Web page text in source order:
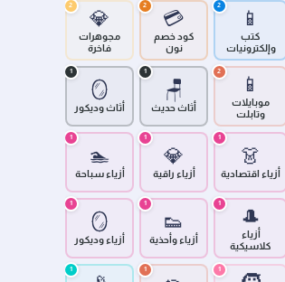
📱
كتب
وإلكترونيات
2
💳
كود خصم
نون
2
💎
مجوهرات
فاخرة
2
📱
موبايلات
وتابلت
2
🪑
أثاث حديث
1
🪞
أثاث وديكور
1
👗
أزياء اقتصادية
1
💎
أزياء راقية
1
🏊
أزياء سباحة
1
🎩
أزياء
كلاسيكية
1
👟
أزياء وأحذية
1
🪞
أزياء وديكور
1
1
1
1